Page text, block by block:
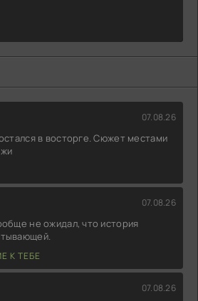
07.08.26
в восторге. Сюжет местами
07.08.26
не ожидал, что история
К ТЕБЕ
07.08.26